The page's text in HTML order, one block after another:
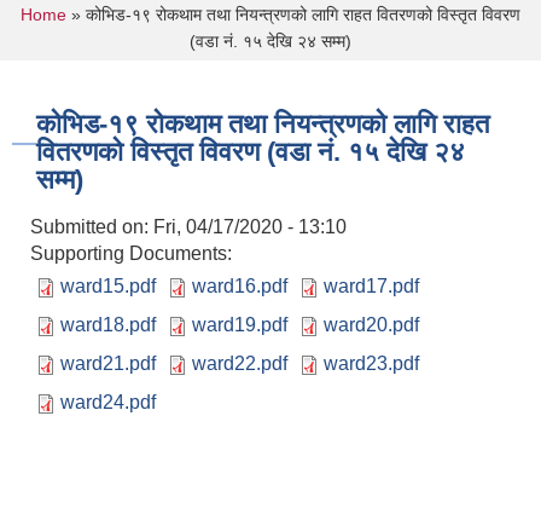
You are here
Home » कोभिड-१९ रोकथाम तथा नियन्त्रणको लागि राहत वितरणको विस्तृत विवरण
(वडा नं. १५ देखि २४ सम्म)
कोभिड-१९ रोकथाम तथा नियन्त्रणको लागि राहत
वितरणको विस्तृत विवरण (वडा नं. १५ देखि २४
सम्म)
Submitted on: Fri, 04/17/2020 - 13:10
Supporting Documents:
ward15.pdf
ward16.pdf
ward17.pdf
ward18.pdf
ward19.pdf
ward20.pdf
ward21.pdf
ward22.pdf
ward23.pdf
ward24.pdf